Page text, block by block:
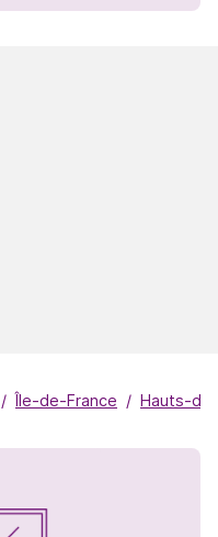
Île-de-France Hauts-